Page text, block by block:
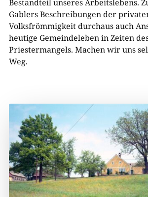
Bestandteil unseres Arbeitslebens.
Gablers Beschreibungen der
Volksfrömmigkeit durchaus auch
heutige Gemeindeleben in Zeiten
Priestermangels. Machen wir uns
Weg.